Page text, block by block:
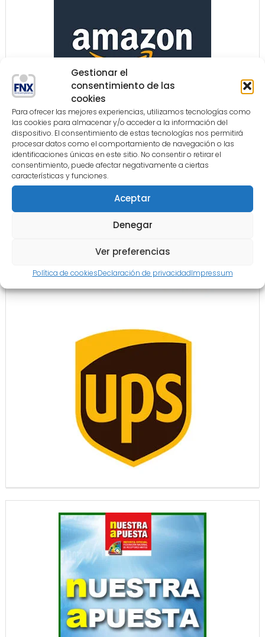
Gestionar el
consentimiento de las
cookies
Para ofrecer las mejores experiencias, utilizamos tecnologías como
las cookies para almacenar y/o acceder a la información del
dispositivo. El consentimiento de estas tecnologías nos permitirá
procesar datos como el comportamiento de navegación o las
identificaciones únicas en este sitio. No consentir o retirar el
consentimiento, puede afectar negativamente a ciertas
características y funciones.
Aceptar
Denegar
Ver preferencias
Política de cookiesDeclaración de privacidadImpressum